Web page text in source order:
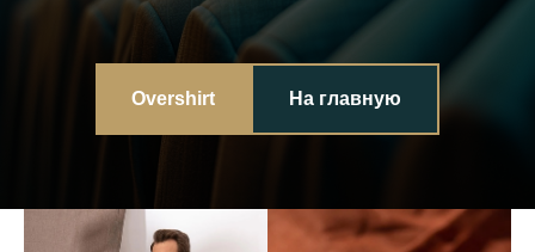
Overshirt На главную